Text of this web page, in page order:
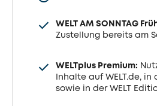
WELT AM SONNTAG
Zustellung bereits am
WELTplus Premium:
Inhalte auf WELT.de, in
sowie in der WELT